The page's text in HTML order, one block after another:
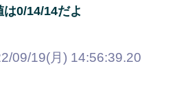
0/14/14だよ
09/19(月) 14:56:39.20